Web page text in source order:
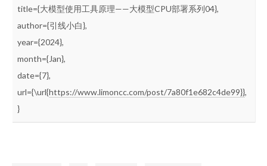
title={大模型使用工具原理——大模型CPU部署系列04},
author={引线小白},
year={2024},
month={Jan},
date={7},
url={\url{https://www.limoncc.com/post/7a80f1e682c4de99}},
}